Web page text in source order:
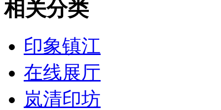
相关分类
印象镇江
在线展厅
岚清印坊